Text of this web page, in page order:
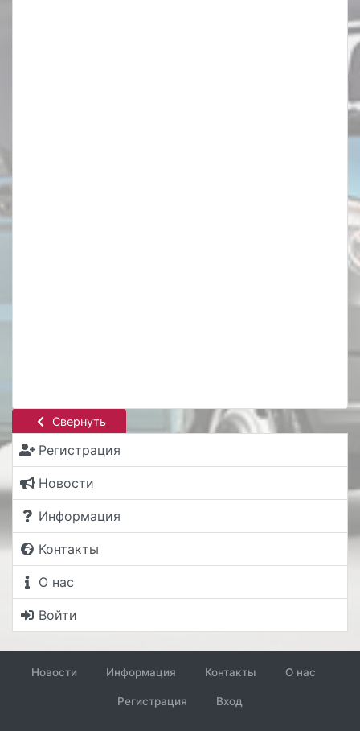
Свернуть
Регистрация
Новости
Информация
Контакты
О нас
Войти
Новости Информация Контакты О нас
Регистрация Вход